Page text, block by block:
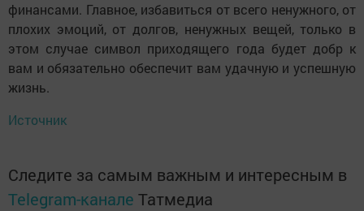
финансами. Главное, избавиться от всего ненужного, от
плохих эмоций, от долгов, ненужных вещей, только в
этом случае символ приходящего года будет добр к
вам и обязательно обеспечит вам удачную и успешную
жизнь.
Источник
Следите за самым важным и интересным в
Telegram-канале Татмедиа